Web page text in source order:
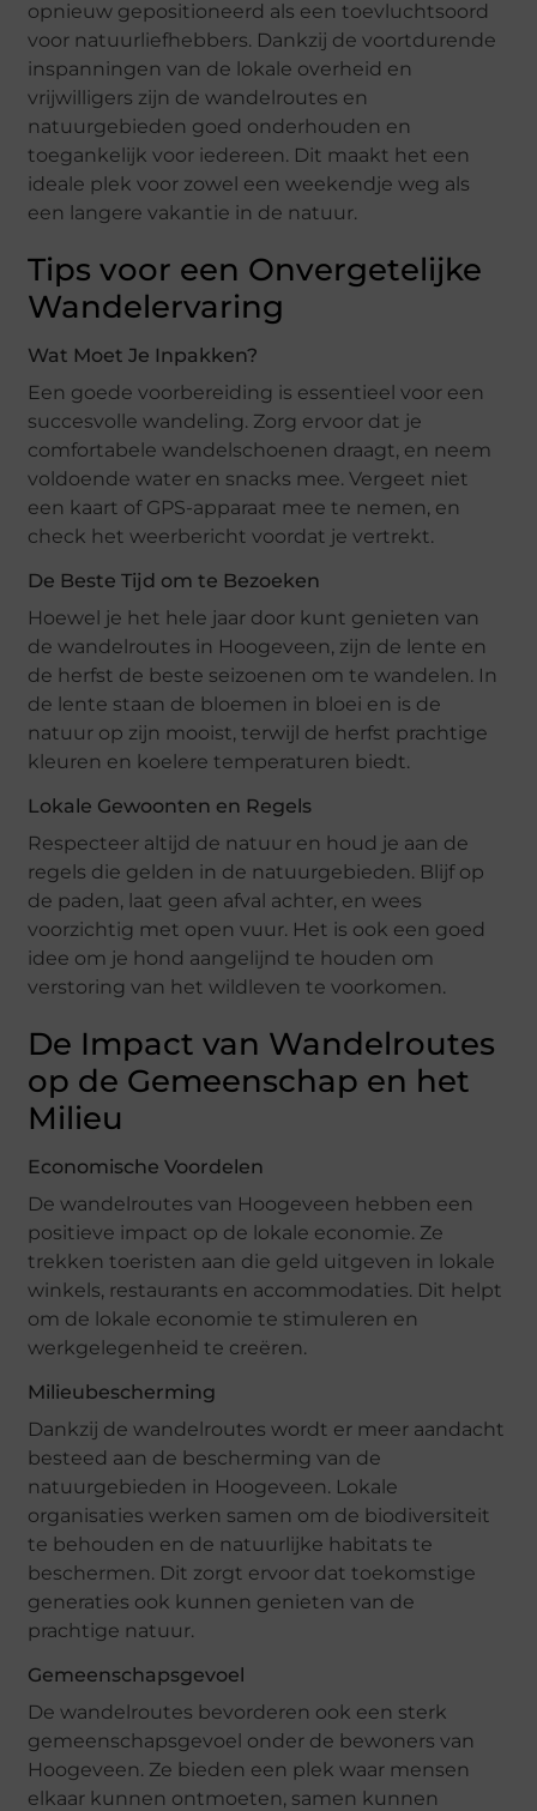
opnieuw gepositioneerd als een toevluchtsoord
voor natuurliefhebbers. Dankzij de voortdurende
inspanningen van de lokale overheid en
vrijwilligers zijn de wandelroutes en
natuurgebieden goed onderhouden en
toegankelijk voor iedereen. Dit maakt het een
ideale plek voor zowel een weekendje weg als
een langere vakantie in de natuur.
Tips voor een Onvergetelijke
Wandelervaring
Wat Moet Je Inpakken?
Een goede voorbereiding is essentieel voor een
succesvolle wandeling. Zorg ervoor dat je
comfortabele wandelschoenen draagt, en neem
voldoende water en snacks mee. Vergeet niet
een kaart of GPS-apparaat mee te nemen, en
check het weerbericht voordat je vertrekt.
De Beste Tijd om te Bezoeken
Hoewel je het hele jaar door kunt genieten van
de wandelroutes in Hoogeveen, zijn de lente en
de herfst de beste seizoenen om te wandelen. In
de lente staan de bloemen in bloei en is de
natuur op zijn mooist, terwijl de herfst prachtige
kleuren en koelere temperaturen biedt.
Lokale Gewoonten en Regels
Respecteer altijd de natuur en houd je aan de
regels die gelden in de natuurgebieden. Blijf op
de paden, laat geen afval achter, en wees
voorzichtig met open vuur. Het is ook een goed
idee om je hond aangelijnd te houden om
verstoring van het wildleven te voorkomen.
De Impact van Wandelroutes
op de Gemeenschap en het
Milieu
Economische Voordelen
De wandelroutes van Hoogeveen hebben een
positieve impact op de lokale economie. Ze
trekken toeristen aan die geld uitgeven in lokale
winkels, restaurants en accommodaties. Dit helpt
om de lokale economie te stimuleren en
werkgelegenheid te creëren.
Milieubescherming
Dankzij de wandelroutes wordt er meer aandacht
besteed aan de bescherming van de
natuurgebieden in Hoogeveen. Lokale
organisaties werken samen om de biodiversiteit
te behouden en de natuurlijke habitats te
beschermen. Dit zorgt ervoor dat toekomstige
generaties ook kunnen genieten van de
prachtige natuur.
Gemeenschapsgevoel
De wandelroutes bevorderen ook een sterk
gemeenschapsgevoel onder de bewoners van
Hoogeveen. Ze bieden een plek waar mensen
elkaar kunnen ontmoeten, samen kunnen